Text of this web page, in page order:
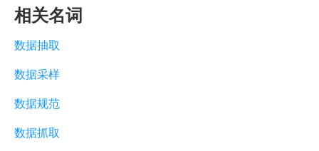
相关名词
数据抽取
数据采样
数据规范
数据抓取